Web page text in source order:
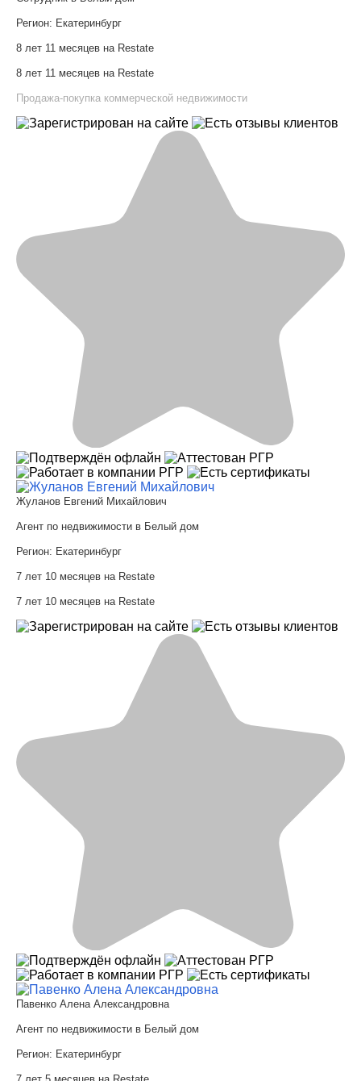
Регион: Екатеринбург
8 лет 11 месяцев на Restate
8 лет 11 месяцев на Restate
Продажа-покупка коммерческой недвижимости
Жуланов Евгений Михайлович
Агент по недвижимости в Белый дом
Регион: Екатеринбург
7 лет 10 месяцев на Restate
7 лет 10 месяцев на Restate
Павенко Алена Александровна
Агент по недвижимости в Белый дом
Регион: Екатеринбург